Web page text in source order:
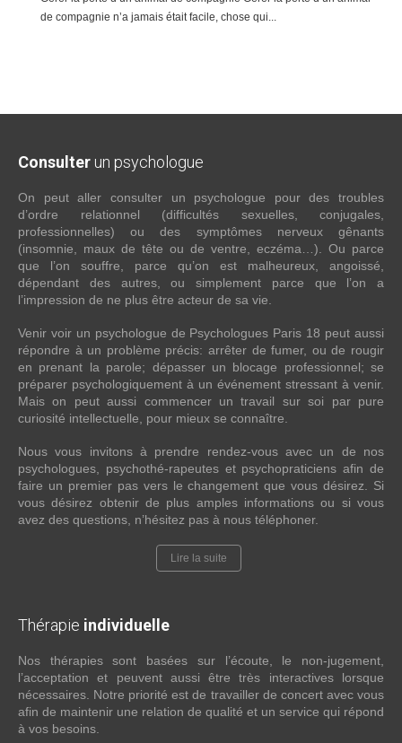
de compagnie n’a jamais était facile, chose qui...
Consulter un psychologue
On peut aller consulter un psychologue pour des troubles
d’ordre relationnel (difficultés sexuelles, conjugales,
professionnelles) ou des symptômes nerveux gênants
(insomnie, maux de tête ou de ventre, eczéma…). Ou parce
que l’on souffre, parce qu’on est malheureux, angoissé,
dépendant des autres, ou simplement parce que l’on a
l’impression de ne plus être acteur de sa vie.
Venir voir un psychologue de Psychologues Paris 18 peut aussi
répondre à un problème précis: arrêter de fumer, ou de rougir
en prenant la parole; dépasser un blocage professionnel; se
préparer psychologiquement à un événement stressant à venir.
Mais on peut aussi commencer un travail sur soi par pure
curiosité intellectuelle, pour mieux se connaître.
Nous vous invitons à prendre rendez-vous avec un de nos
psychologues, psychothé-rapeutes et psychopraticiens afin de
faire un premier pas vers le changement que vous désirez. Si
vous désirez obtenir de plus amples informations ou si vous
avez des questions, n’hésitez pas à nous téléphoner.
Lire la suite
Thérapie individuelle
Nos thérapies sont basées sur l’écoute, le non-jugement,
l’acceptation et peuvent aussi être très interactives lorsque
nécessaires. Notre priorité est de travailler de concert avec vous
afin de maintenir une relation de qualité et un service qui répond
à vos besoins.